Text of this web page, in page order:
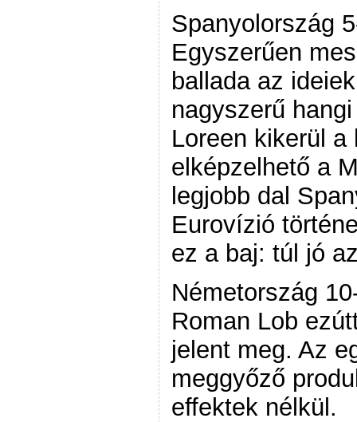
Spanyolország
Egyszerűen
ballada az
nagyszerű
Loreen kikerül
elképzelhető a
legjobb dal
Eurovízió
ez a baj: túl jó
Németország
Roman Lob
jelent meg. Az
meggyőző
effektek nélkül.